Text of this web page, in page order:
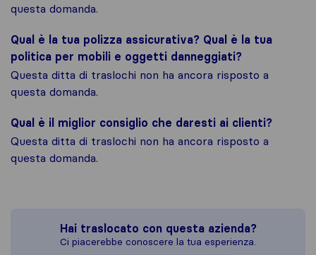
questa domanda.
Qual è la tua polizza assicurativa? Qual è la tua
politica per mobili e oggetti danneggiati?
Questa ditta di traslochi non ha ancora risposto a
questa domanda.
Qual è il miglior consiglio che daresti ai clienti?
Questa ditta di traslochi non ha ancora risposto a
questa domanda.
Hai traslocato con questa azienda?
Ci piacerebbe conoscere la tua esperienza.